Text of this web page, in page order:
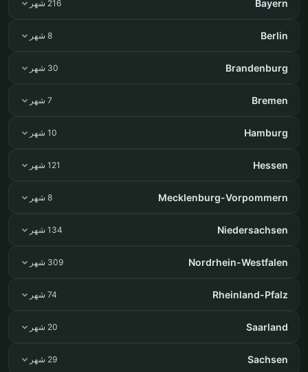
Bayern 216 شهر
Berlin 8 شهر
Brandenburg 30 شهر
Bremen 7 شهر
Hamburg 10 شهر
Hessen 121 شهر
Mecklenburg-Vorpommern 8 شهر
Niedersachsen 134 شهر
Nordrhein-Westfalen 309 شهر
Rheinland-Pfalz 74 شهر
Saarland 20 شهر
Sachsen 29 شهر